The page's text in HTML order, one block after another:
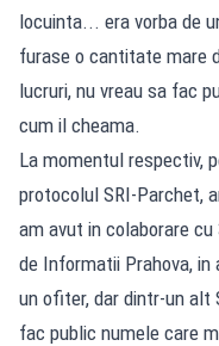
locuinta... era vorba de
furase o cantitate mare
lucruri, nu vreau sa fac
cum il cheama.
La momentul respectiv,
protocolul SRI-Parchet,
am avut in colaborare
de Informatii Prahova, in
un ofiter, dar dintr-un alt
fac public numele care